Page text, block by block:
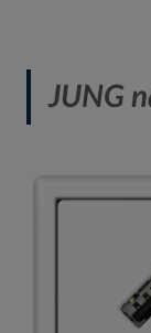
JUNG